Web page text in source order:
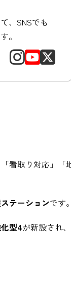
、SNSでも
。
看取り対応」「
テーションです
型4が新設され